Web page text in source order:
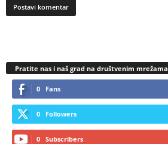
Pratite nas i naš grad na društvenim mrežama
0 Fans
0 Followers
0 Subscribers